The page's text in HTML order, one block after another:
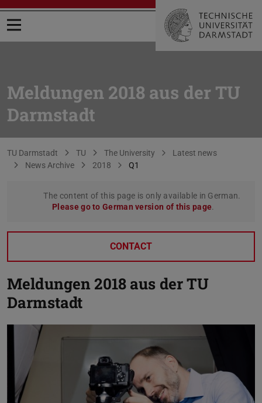
Open menu
Meldungen 2018 aus der TU
Darmstadt
You are here:
TU Darmstadt TU The University
Latest news
News Archive
2018 Q1
The content of this page is only available in German.
Please go to German version of this page.
CONTACT
Meldungen 2018 aus der TU
Darmstadt